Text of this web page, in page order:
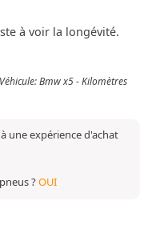
à voir la longévité.
Bmw x5 - Kilomètres
une expérience d'achat
?OUI